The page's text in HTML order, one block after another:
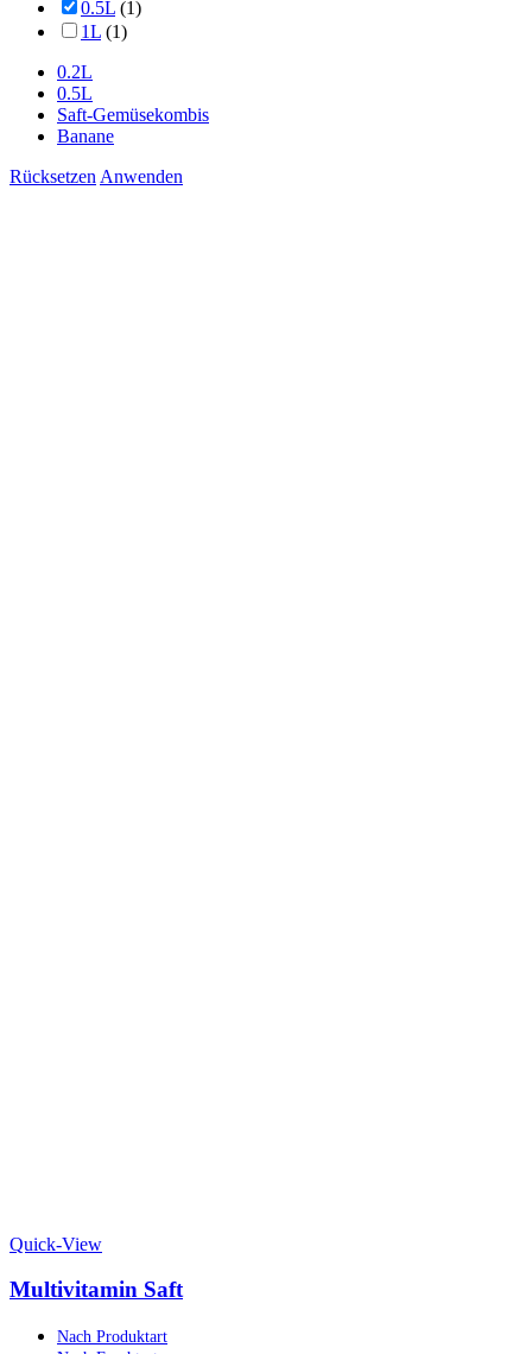
0.5L (1)
1L (1)
0.2L
0.5L
Saft-Gemüsekombis
Banane
Rücksetzen Anwenden
Quick-View
Multivitamin Saft
Nach Produktart